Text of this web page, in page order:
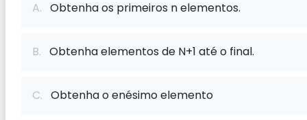
A. Obtenha os primeiros n elementos.
B. Obtenha elementos de N+1 até o final.
C. Obtenha o enésimo elemento